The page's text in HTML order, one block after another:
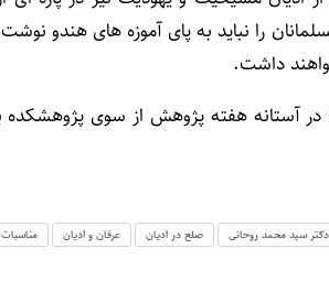
را نباید به پای آموزه های هندو
داشت.
هفته پژوهش از سوی پژوهشکده
دکتر سید محمد روحانی صلح در ادیان عرفان و ادیان